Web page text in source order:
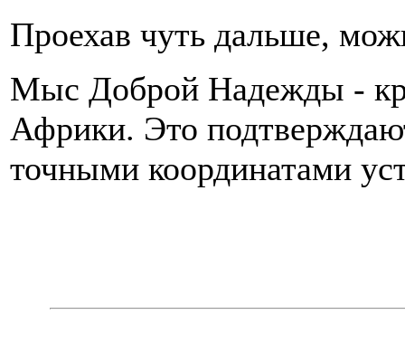
Проехав чуть дальше,
Мыс Доброй Надежды -
Африки. Это
точными координатами